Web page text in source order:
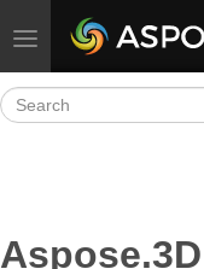
Toggle navigation